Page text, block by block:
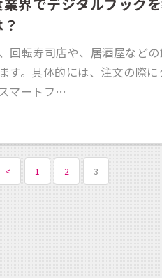
回転寿司店や、居酒屋など
す。具体的には、注文の際
マートフ…
< 1 2 3